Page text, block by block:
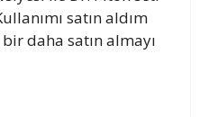
satın aldım
daha satın almayı